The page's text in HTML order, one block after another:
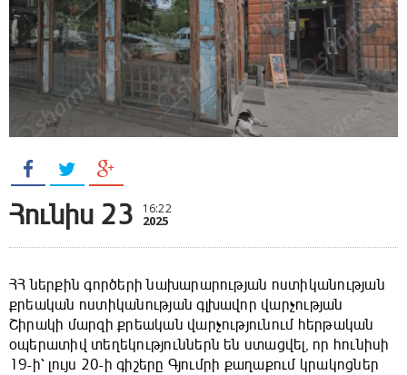
Հունիս 23 16:22
2025
ՀՀ ներքին գործերի նախարարության ոստիկանության
քրեական ոստիկանության գլխավոր վարչության
Շիրակի մարզի քրեական վարչությունում հերթական
օպերատիվ տեղեկություններն են ստացվել, որ հունիսի
19-ի՝ լույս 20-ի գիշերը Գյումրի քաղաքում կրակոցներ